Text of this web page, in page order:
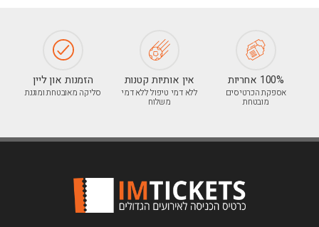
100% אחריות
אספקת הכרטיסים
מובטחת
אין אותיות קטנות
ללא דמי טיפול ללא דמי
משלוח
הזמנות און ליין
סליקה מאובטחת ומוגנת